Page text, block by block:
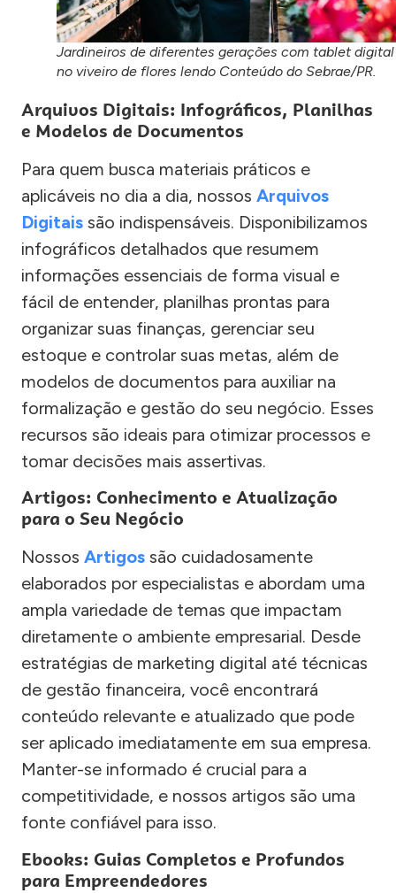
Jardineiros de diferentes gerações com tablet digital
no viveiro de flores lendo Conteúdo do Sebrae/PR.
Arquivos Digitais: Infográficos, Planilhas
e Modelos de Documentos
Para quem busca materiais práticos e
aplicáveis no dia a dia, nossos Arquivos
Digitais são indispensáveis. Disponibilizamos
infográficos detalhados que resumem
informações essenciais de forma visual e
fácil de entender, planilhas prontas para
organizar suas finanças, gerenciar seu
estoque e controlar suas metas, além de
modelos de documentos para auxiliar na
formalização e gestão do seu negócio. Esses
recursos são ideais para otimizar processos e
tomar decisões mais assertivas.
Artigos: Conhecimento e Atualização
para o Seu Negócio
Nossos Artigos são cuidadosamente
elaborados por especialistas e abordam uma
ampla variedade de temas que impactam
diretamente o ambiente empresarial. Desde
estratégias de marketing digital até técnicas
de gestão financeira, você encontrará
conteúdo relevante e atualizado que pode
ser aplicado imediatamente em sua empresa.
Manter-se informado é crucial para a
competitividade, e nossos artigos são uma
fonte confiável para isso.
Ebooks: Guias Completos e Profundos
para Empreendedores